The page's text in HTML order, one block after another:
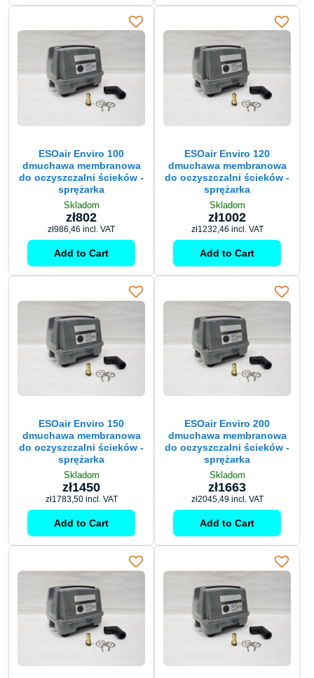
ESOair Enviro 100
dmuchawa membranowa
do oczyszczalni ścieków -
sprężarka
Skladom
zł802
zł986,46 incl. VAT
Add to Cart
ESOair Enviro 120
dmuchawa membranowa
do oczyszczalni ścieków -
sprężarka
Skladom
zł1002
zł1232,46 incl. VAT
Add to Cart
ESOair Enviro 150
dmuchawa membranowa
do oczyszczalni ścieków -
sprężarka
Skladom
zł1450
zł1783,50 incl. VAT
Add to Cart
ESOair Enviro 200
dmuchawa membranowa
do oczyszczalni ścieków -
sprężarka
Skladom
zł1663
zł2045,49 incl. VAT
Add to Cart